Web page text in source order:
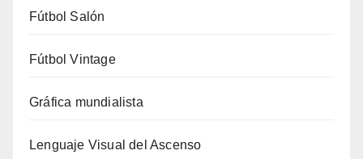
Fútbol Salón
Fútbol Vintage
Gráfica mundialista
Lenguaje Visual del Ascenso